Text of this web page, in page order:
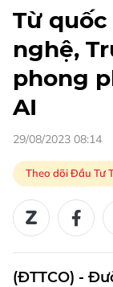
Từ
nghệ,
phong
AI
29/08/2023 08:14
Theo dõi Đầu Tư
(ĐTTCO) -